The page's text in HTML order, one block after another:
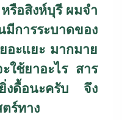
รือสิงห์บุรี ผมจำ
ารระบาดของ
อะแยะ มากมาย
ใช้ยาอะไร สาร
ยิ่งดื้อนะครับ จึง
ร์ทาง